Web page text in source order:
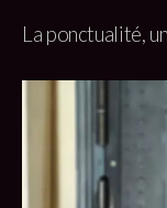
La ponctualité,